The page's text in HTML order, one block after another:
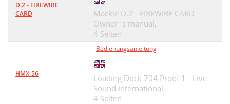
D.2 - FIREWIRE
CARD
Mackie D.2 - FIREWIRE CARD
Owner`s manual,
4 Seiten
HMX-56
Bedienungsanleitung
Loading Dock 704 Proof 1 - Live
Sound International,
4 Seiten